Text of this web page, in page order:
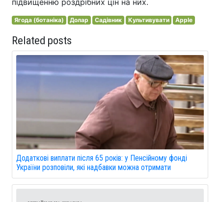
Ягода (ботаніка) Долар Садівник Культивувати Apple
Related posts
Додаткові виплати після 65 років: у Пенсійному фонді
України розповіли, які надбавки можна отримати